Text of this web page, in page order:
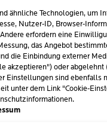
ähnliche Technologien, um
Nutzer-ID, Browser-
erfordern eine
das Angebot
die Einbindung externer
akzeptieren") oder
Einstellungen sind ebenfalls
unter dem Link "Cookie-